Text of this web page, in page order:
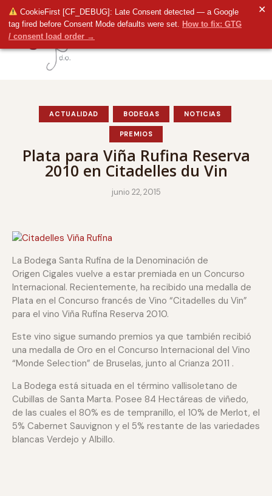
CookieFirst [CF_DEBUG]: Late Consent detected — a Google
tag fired before Consent Mode defaults were set. How to fix: GTG
/ consent load order →
✕
ACTUALIDAD BODEGAS NOTICIAS
PREMIOS
Plata para Viña Rufina Reserva
2010 en Citadelles du Vin
junio 22, 2015
La Bodega Santa Rufina de la Denominación de
Origen Cigales vuelve a estar premiada en un Concurso
Internacional. Recientemente, ha recibido una medalla de
Plata en el Concurso francés de Vino “Citadelles du Vin”
para el vino Viña Rufina Reserva 2010.
Este vino sigue sumando premios ya que también recibió
una medalla de Oro en el Concurso Internacional del Vino
“Monde Selection” de Bruselas, junto al Crianza 2011 .
La Bodega está situada en el término vallisoletano de
Cubillas de Santa Marta. Posee 84 Hectáreas de viñedo,
de las cuales el 80% es de tempranillo, el 10% de Merlot, el
5% Cabernet Sauvignon y el 5% restante de las variedades
blancas Verdejo y Albillo.